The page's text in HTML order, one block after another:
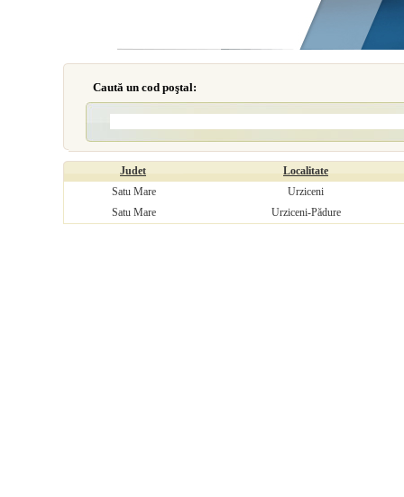
Caută un cod poştal:
Judet
Localitate
Satu Mare
Urziceni
Satu Mare
Urziceni-Pădure